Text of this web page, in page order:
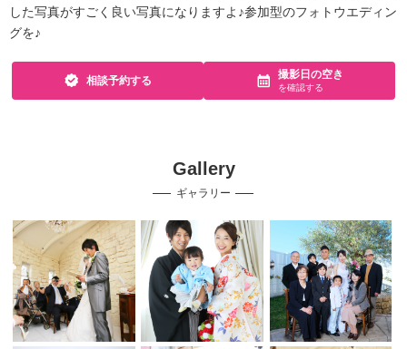
した写真がすごく良い写真になりますよ♪参加型のフォトウエディン
グを♪
相談予約する 撮影日の空き
を確認する
Gallery
ギャラリー